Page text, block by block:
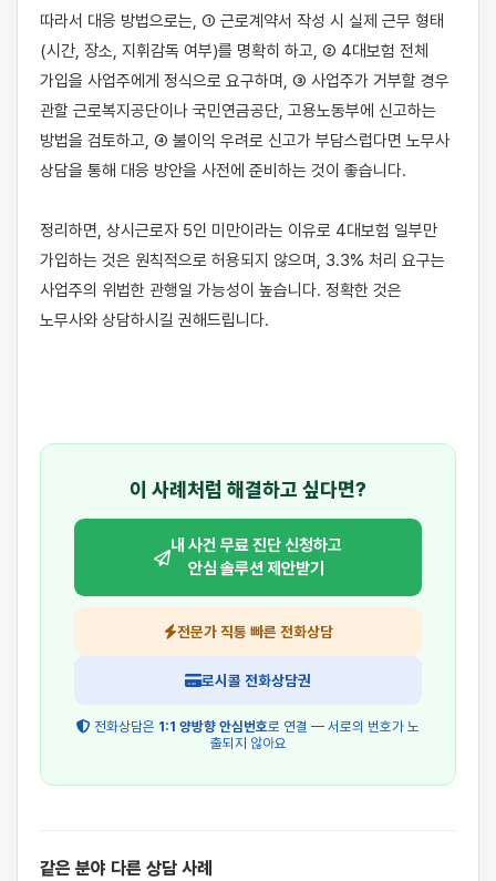
따라서 대응 방법으로는, ① 근로계약서 작성 시 실제 근무 형태
(시간, 장소, 지휘감독 여부)를 명확히 하고, ② 4대보험 전체
가입을 사업주에게 정식으로 요구하며, ③ 사업주가 거부할 경우
관할 근로복지공단이나 국민연금공단, 고용노동부에 신고하는
방법을 검토하고, ④ 불이익 우려로 신고가 부담스럽다면 노무사
상담을 통해 대응 방안을 사전에 준비하는 것이 좋습니다.
정리하면, 상시근로자 5인 미만이라는 이유로 4대보험 일부만
가입하는 것은 원칙적으로 허용되지 않으며, 3.3% 처리 요구는
사업주의 위법한 관행일 가능성이 높습니다. 정확한 것은
노무사와 상담하시길 권해드립니다.
이 사례처럼 해결하고 싶다면?
내 사건 무료 진단 신청하고
안심 솔루션 제안받기
전문가 직통 빠른 전화상담
로시콜 전화상담권
전화상담은 1:1 양방향 안심번호로 연결 — 서로의 번호가 노
출되지 않아요
같은 분야 다른 상담 사례